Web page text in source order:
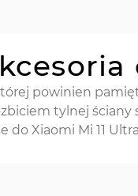
powinien
tylnej
Xiaomi Mi 11